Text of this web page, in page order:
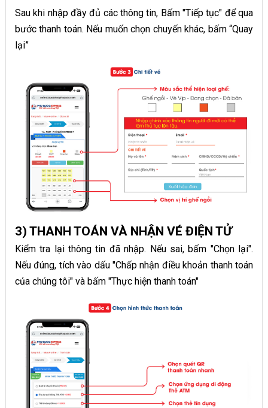
Sau khi nhập đầy đủ các thông tin, Bấm "Tiếp tục" để qua
bước thanh toán. Nếu muốn chọn chuyến khác, bấm “Quay
lại”
3) THANH TOÁN VÀ NHẬN VÉ ĐIỆN TỬ
Kiểm tra lại thông tin đã nhập. Nếu sai, bấm "Chọn lại".
Nếu đúng, tích vào dấu "Chấp nhận điều khoản thanh toán
của chúng tôi" và bấm "Thực hiện thanh toán"